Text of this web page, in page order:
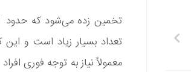
تعداد بسیار زیاد است و
معمولاً نیاز به توجه فوری